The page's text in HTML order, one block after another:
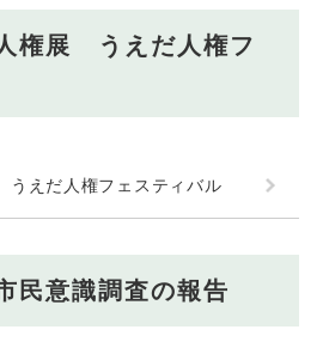
権展 うえだ人権フ
えだ人権フェスティバル
民意識調査の報告